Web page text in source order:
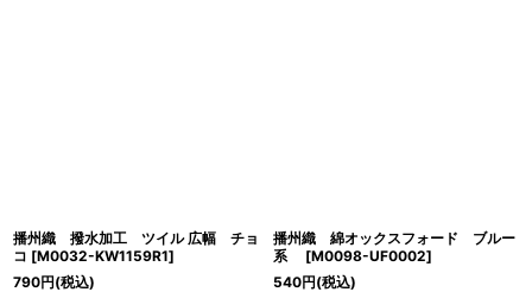
播州織 撥水加工 ツイル 広幅 チョ
コ [M0032-KW1159R1]
790円(税込)
播州織 綿オックスフォード ブルー
系
[M0098-UF0002]
540円(税込)